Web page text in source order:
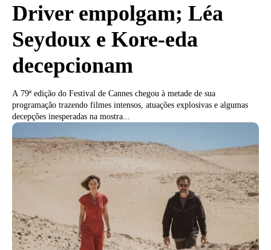
Driver empolgam; Léa
Seydoux e Kore-eda
decepcionam
A 79ª edição do Festival de Cannes chegou à metade de sua
programação trazendo filmes intensos, atuações explosivas e algumas
decepções inesperadas na mostra...